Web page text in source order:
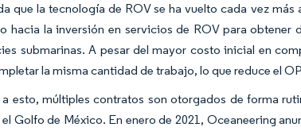
que la tecnología de ROV se ha vuelto cada vez
hacia la inversión en servicios de ROV para
submarinas. A pesar del mayor costo inicial en
la misma cantidad de trabajo, lo que reduce el
esto, múltiples contratos son otorgados de forma
el Golfo de México. En enero de 2021, Oceaneering